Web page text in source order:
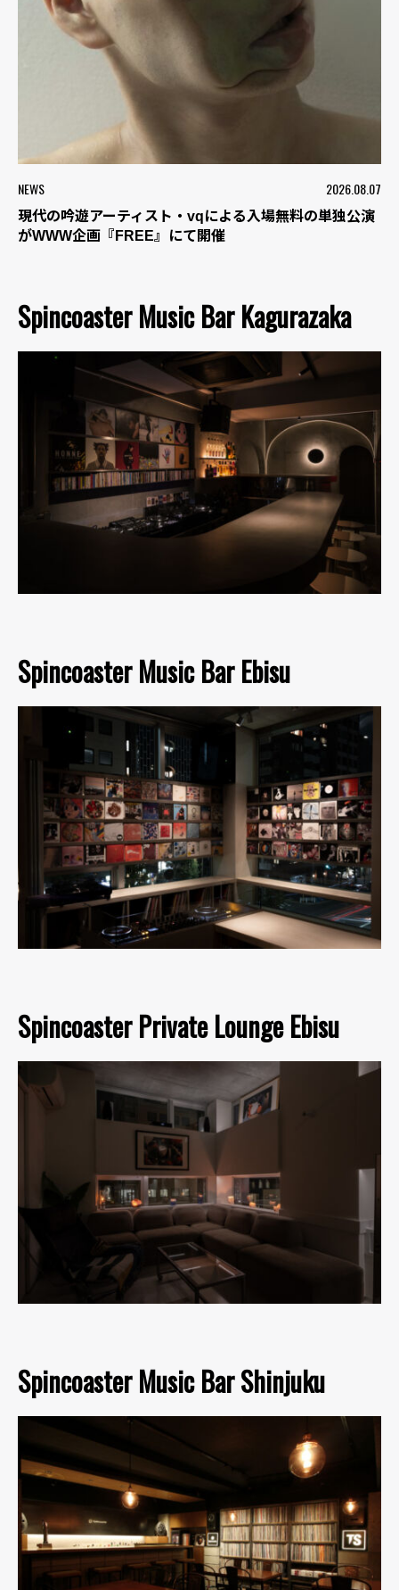
NEWS 2026.08.07
現代の吟遊アーティスト・vqによる入場無料の単独公演
がWWW企画『FREE』にて開催
Spincoaster Music Bar Kagurazaka
Spincoaster Music Bar Ebisu
Spincoaster Private Lounge Ebisu
Spincoaster Music Bar Shinjuku